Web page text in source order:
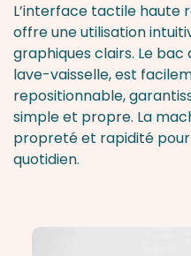
L’interface tactile haute
offre une utilisation
graphiques clairs. Le bac
lave-vaisselle, est
repositionnable,
simple et propre. La
propreté et rapidité
quotidien.